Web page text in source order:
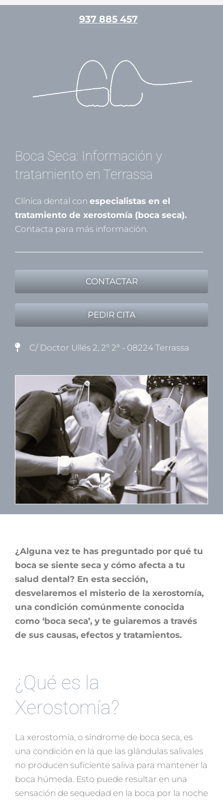
937 885 457
/ Por Mariona Gamell
Boca Seca: Información y
tratamiento en Terrassa
Clínica dental con especialistas en el
tratamiento de xerostomía (boca seca).
Contacta para más información.
CONTACTAR
PEDIR CITA
C/ Doctor Ullés 2, 2º 2ª - 08224 Terrassa
¿Alguna vez te has preguntado por qué tu
boca se siente seca y cómo afecta a tu
salud dental? En esta sección,
desvelaremos el misterio de la xerostomía,
una condición comúnmente conocida
como ‘boca seca’, y te guiaremos a través
de sus causas, efectos y tratamientos.
¿Qué es la
Xerostomía?
La xerostomía, o síndrome de boca seca, es
una condición en la que las glándulas salivales
no producen suficiente saliva para mantener la
boca húmeda. Esto puede resultar en una
sensación de sequedad en la boca por la noche